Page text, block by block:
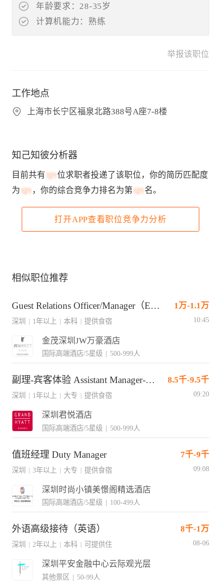
年龄要求：28-35岁
计算机能力：熟练
举报该职位
工作地点
上海市长宁区福泉北路388号A座7-8楼
知己知彼分析器
目前共有
位求职者投递了该职位，你的简历匹配度
为
，你的综合竞争力排名为第 名。
打开APP查看职位竞争力分析
相似职位推荐
Guest Relations Officer/Manager（Expatriate）宾客关系主任/经理（外籍） 1万-1.1万
深圳 | 1年以上 | 本科 | 提供食宿 10:45
金茂深圳JW万豪酒店
国际高端酒店/5星级 | 500-999人
副理-宾客体验 Assistant Manager-Guest Experience 8.5千-9.5千
深圳 1年以上 大专 提供食宿 09:20
深圳君悦酒店
国际高端酒店/5星级 | 500-999人
值班经理 Duty Manager 7千-9千
深圳 | 3年以上 | 大专 | 提供食宿 09:08
深圳时尚小镇美憬阁精选酒店
国际高端酒店/5星级 | 100-499人
外语高级接待（英语） 8千-1万
深圳 2年以上 本科 可提供住 08-06
深圳平安金融中心云际观光层
其他景区 | 50-99人